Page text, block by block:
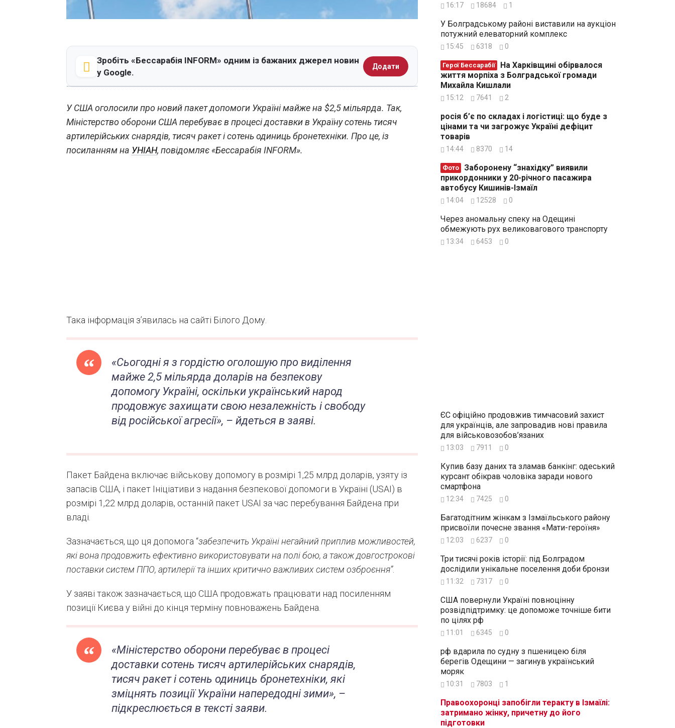
Зробіть «Бессарабія INFORM» одним із бажаних джерел новин
у Google.
Додати
У США оголосили про новий пакет допомоги Україні майже на $2,5 мільярда. Так,
Міністерство оборони США перебуває в процесі доставки в Україну сотень тисяч
артилерійських снарядів, тисяч ракет і сотень одиниць бронетехніки. Про це, із
посиланням на УНІАН, повідомляє «Бессарабія INFORM».
Така інформація з’явилась на сайті Білого Дому.
«Сьогодні я з гордістю оголошую про виділення
майже 2,5 мільярда доларів на безпекову
допомогу Україні, оскільки український народ
продовжує захищати свою незалежність і свободу
від російської агресії», – йдеться в заяві.
Пакет Байдена включає військову допомогу в розмірі 1,25 млрд доларів, узяту із
запасів США, і пакет Ініціативи з надання безпекової допомоги в Україні (USAI) в
розмірі 1,22 млрд доларів, останній пакет USAI за час перебування Байдена при
владі.
Зазначається, що ця допомога “забезпечить Україні негайний приплив можливостей,
які вона продовжить ефективно використовувати на полі бою, а також довгострокові
поставки систем ППО, артилерії та інших критично важливих систем озброєння”.
У заяві також зазначається, що США продовжать працювати над посиленням
позиції Києва у війні до кінця терміну повноважень Байдена.
«Міністерство оборони перебуває в процесі
доставки сотень тисяч артилерійських снарядів,
тисяч ракет і сотень одиниць бронетехніки, які
зміцнять позиції України напередодні зими», –
підкреслюється в тексті заяви.
16:17 18684 1
У Болградському районі виставили на аукціон
потужний елеваторний комплекс
15:45 6318 0
Герої Бессарабії
життя морпіха з Болградської громади
Михайла Кишлали
15:12 7641 2
росія б’є по складах і логістиці: що буде з
цінами та чи загрожує Україні дефіцит
товарів
14:44 8370 14
Фото
прикордонники у 20-річного пасажира
автобусу Кишинів-Ізмаїл
14:04 12528 0
Через аномальну спеку на Одещині
обмежують рух великовагового транспорту
13:34 6453 0
ЄС офіційно продовжив тимчасовий захист
для українців, але запровадив нові правила
для військовозобов’язаних
13:03 7911 0
Купив базу даних та зламав банкінг: одеський
курсант обікрав чоловіка заради нового
смартфона
12:34 7425 0
Багатодітним жінкам з Ізмаїльського району
присвоїли почесне звання «Мати-героїня»
12:03 6237 0
Три тисячі років історії: під Болградом
дослідили унікальне поселення доби бронзи
11:32 7317 0
США повернули Україні повноцінну
розвідпідтримку: це допоможе точніше бити
по цілях рф
11:01 6345 0
рф вдарила по судну з пшеницею біля
берегів Одещини — загинув український
моряк
10:31 7803 1
Правоохоронці запобігли теракту в Ізмаїлі:
затримано жінку, причетну до його
підготовки